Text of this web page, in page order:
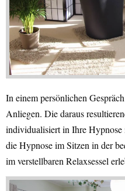
In einem persönlichen
Anliegen. Die daraus
individualisiert in Ihre Hypnose
die Hypnose im Sitzen in der
im verstellbaren Relaxsessel